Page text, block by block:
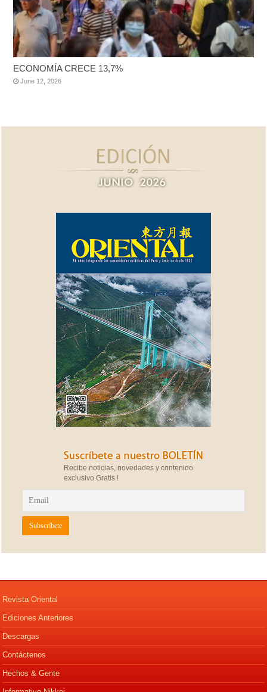
ECONOMÍA CRECE 13,7%
June 12, 2026
Recibe noticias, novedades y contenido
exclusivo Gratis !
Revista Oriental
Ediciones Anteriores
Descargas
Contáctenos
Hechos & Gente